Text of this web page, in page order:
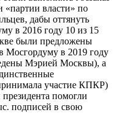
власти» по
дабы оттянуть
в 2016 году 10 из 15
были предложены
в 2019 году
Мэрией Москвы), а
участие КПКР)
помогли
подписей в свою